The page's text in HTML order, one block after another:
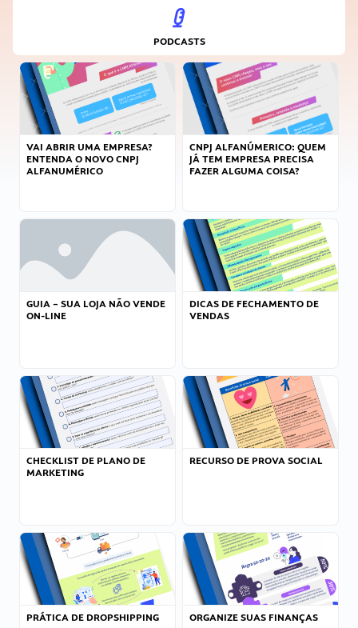
PODCASTS
VAI ABRIR UMA EMPRESA?
ENTENDA O NOVO CNPJ
ALFANUMÉRICO
CNPJ ALFANÚMERICO: QUEM
JÁ TEM EMPRESA PRECISA
FAZER ALGUMA COISA?
GUIA – SUA LOJA NÃO VENDE
ON-LINE
DICAS DE FECHAMENTO DE
VENDAS
CHECKLIST DE PLANO DE
MARKETING
RECURSO DE PROVA SOCIAL
PRÁTICA DE DROPSHIPPING ORGANIZE SUAS FINANÇAS